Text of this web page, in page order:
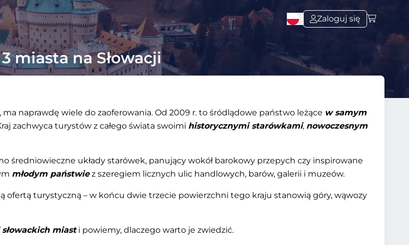
Zaloguj się
miasta na Słowacji
naprawdę wiele do zaoferowania. Od 2009 r. to śródlądowe państwo leżące w samym
zachwyca turystów z całego świata swoimi historycznymi starówkami, nowoczesnym
średniowieczne układy starówek, panujący wokół barokowy przepych czy inspirowane
młodym państwiez szeregiem licznych ulic handlowych, barów, galerii i muzeów.
ofertą turystyczną – w końcu dwie trzecie powierzchni tego kraju stanowią góry, wąwozy
słowackich miasti powiemy, dlaczego warto je zwiedzić.